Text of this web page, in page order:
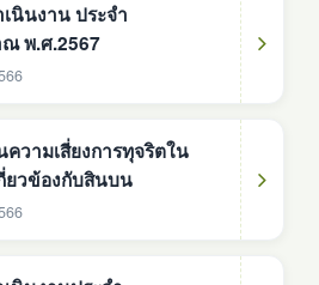
นินงาน ประจำ
พ.ศ.2567
ความเสี่ยงการทุจริตใน
ยวข้องกับสินบน